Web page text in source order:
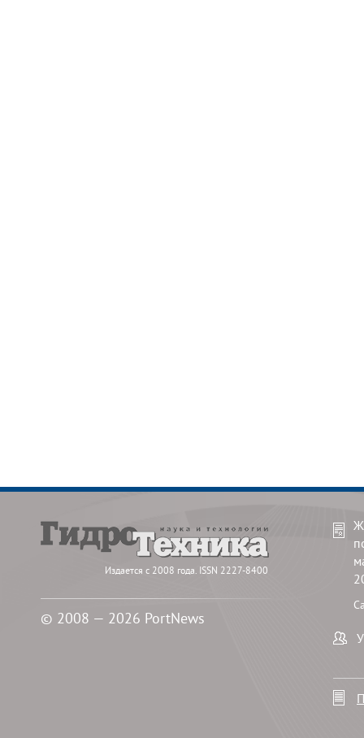
Издается с 2008 года. ISSN 2227-8400
© 2008 — 2026 PortNews